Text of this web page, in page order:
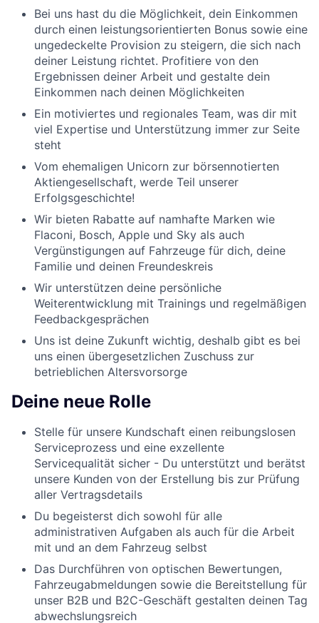
Bei uns hast du die Möglichkeit, dein Einkommen
durch einen leistungsorientierten Bonus sowie eine
ungedeckelte Provision zu steigern, die sich nach
deiner Leistung richtet. Profitiere von den
Ergebnissen deiner Arbeit und gestalte dein
Einkommen nach deinen Möglichkeiten
Ein motiviertes und regionales Team, was dir mit
viel Expertise und Unterstützung immer zur Seite
steht
Vom ehemaligen Unicorn zur börsennotierten
Aktiengesellschaft, werde Teil unserer
Erfolgsgeschichte!
Wir bieten Rabatte auf namhafte Marken wie
Flaconi, Bosch, Apple und Sky als auch
Vergünstigungen auf Fahrzeuge für dich, deine
Familie und deinen Freundeskreis
Wir unterstützen deine persönliche
Weiterentwicklung mit Trainings und regelmäßigen
Feedbackgesprächen
Uns ist deine Zukunft wichtig, deshalb gibt es bei
uns einen übergesetzlichen Zuschuss zur
betrieblichen Altersvorsorge
Deine neue Rolle
Stelle für unsere Kundschaft einen reibungslosen
Serviceprozess und eine exzellente
Servicequalität sicher - Du unterstützt und berätst
unsere Kunden von der Erstellung bis zur Prüfung
aller Vertragsdetails
Du begeisterst dich sowohl für alle
administrativen Aufgaben als auch für die Arbeit
mit und an dem Fahrzeug selbst
Das Durchführen von optischen Bewertungen,
Fahrzeugabmeldungen sowie die Bereitstellung für
unser B2B und B2C-Geschäft gestalten deinen Tag
abwechslungsreich